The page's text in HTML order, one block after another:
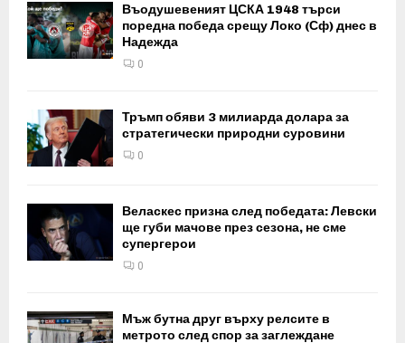
Въодушевеният ЦСКА 1948 търси
поредна победа срещу Локо (Сф) днес в
Надежда
0
Тръмп обяви 3 милиарда долара за
стратегически природни суровини
0
Веласкес призна след победата: Левски
ще губи мачове през сезона, не сме
супергерои
0
Мъж бутна друг върху релсите в
метрото след спор за заглеждане